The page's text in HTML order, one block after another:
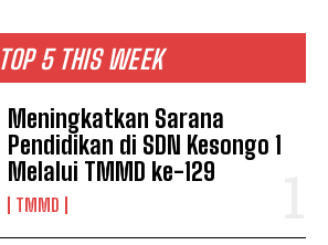
TOP 5 THIS WEEK
Meningkatkan Sarana
Pendidikan di SDN Kesongo 1
Melalui TMMD ke-129
TMMD